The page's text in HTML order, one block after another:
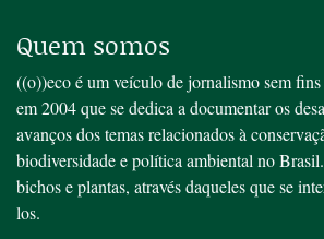
Quem somos
((o))eco é um veículo de jornalismo sem
em 2004 que se dedica a documentar os
avanços dos temas relacionados à
biodiversidade e política ambiental no
bichos e plantas, através daqueles que se
los.